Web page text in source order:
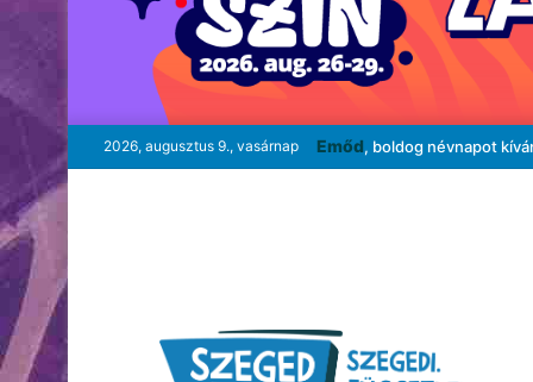
2026, augusztus 9., vasárnap Emőd, boldog névnapot